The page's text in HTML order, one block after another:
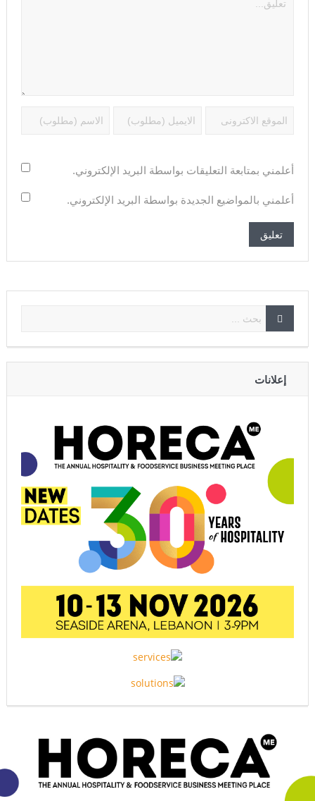
أعلمني بمتابعة التعليقات بواسطة البريد الإلكتروني.
أعلمني بالمواضيع الجديدة بواسطة البريد الإلكتروني.
إعلانات